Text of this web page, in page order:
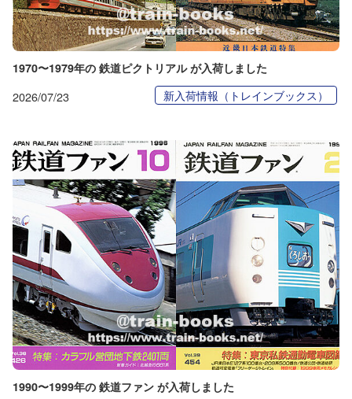
1970〜1979年の 鉄道ピクトリアル が入荷しました
2026/07/23 新入荷情報（トレインブックス）
1990〜1999年の 鉄道ファン が入荷しました